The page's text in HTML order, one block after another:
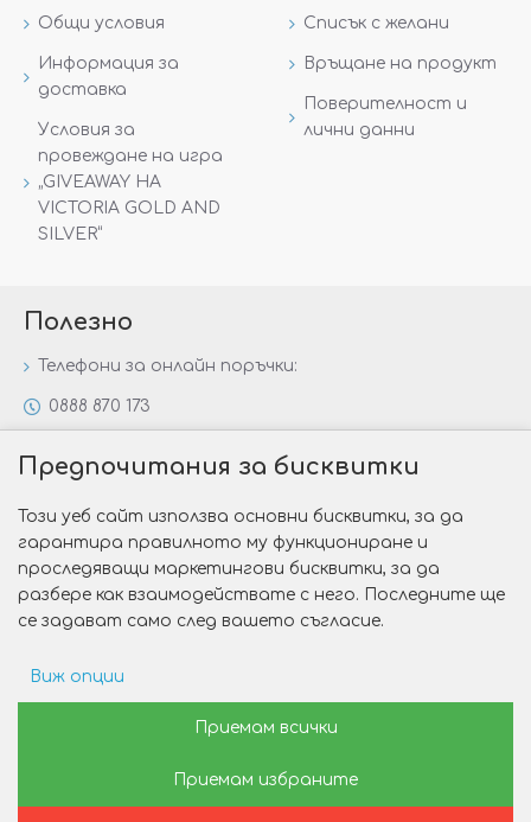
Общи условия
Информация за
доставка
Условия за
провеждане на игра
„GIVEAWAY НА
VICTORIA GOLD AND
SILVER“
Списък с желани
Връщане на продукт
Поверителност и
лични данни
Полезно
Телефони за онлайн поръчки:
0888 870 173
Специални предложения
Защо да изберете Victoria Gold&Silver?
Как да изберем годежен пръстен?
Изработка на сайт от Web R Solution®
Предпочитания за бисквитки
Този уеб сайт използва основни бисквитки, за да
гарантира правилното му функциониране и
проследяващи маркетингови бисквитки, за да
разбере как взаимодействате с него. Последните ще
се задават само след вашето съгласие.
Виж опции
Рекламни предпочитания
Данни за потребление
Приемам всички
Приемам избраните
ФИЛТРИ